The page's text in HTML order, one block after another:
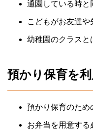
通園している時と
こどもがお友達
幼稚園のクラスと
預かり保育を
預かり保育のため
お弁当を用意する